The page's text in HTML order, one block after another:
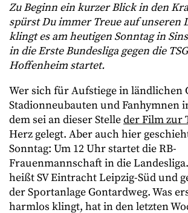
Zu Beginn ein kurzer Blick in den
spürst Du immer Treue auf unseren
klingt es am heutigen Sonntag in
in die Erste Bundesliga gegen die
Hoffenheim startet.
Wer sich für Aufstiege in ländlichen
Stadionneubauten und Fanhymnen
dem sei an dieser Stelleder Film zur
Herz gelegt. Aber auch hier
Sonntag: Um 12 Uhr startet die RB-
Frauenmannschaft in die
heißt SV Eintracht Leipzig-Süd und
der Sportanlage Gontardweg. Was
harmlos klingt, hat in den letzten